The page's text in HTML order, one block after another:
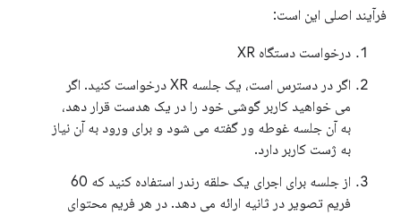
فرآیند اصلی این است:
درخواست دستگاه XR
اگر در دسترس است، یک جلسه XR درخواست کنید. اگر
می خواهید کاربر گوشی خود را در یک هدست قرار دهد،
به آن جلسه غوطه ور گفته می شود و برای ورود به آن نیاز
به ژست کاربر دارد.
از جلسه برای اجرای یک حلقه رندر استفاده کنید که 60
فریم تصویر در ثانیه ارائه می دهد. در هر فریم محتوای